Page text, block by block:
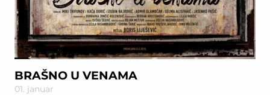
BRAŠNO U VENAMA
01. januar